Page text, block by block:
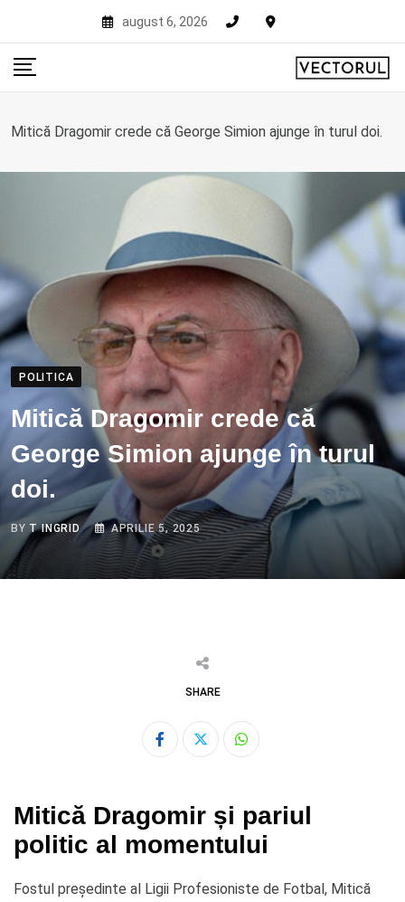
content
august 6, 2026
Mitică Dragomir crede că George Simion ajunge în turul doi.
POLITICA
Mitică Dragomir crede că
George Simion ajunge în turul
doi.
BY T INGRID APRILIE 5, 2025
SHARE
Whatsapp
Mitică Dragomir și pariul
politic al momentului
Fostul președinte al Ligii Profesioniste de Fotbal, Mitică